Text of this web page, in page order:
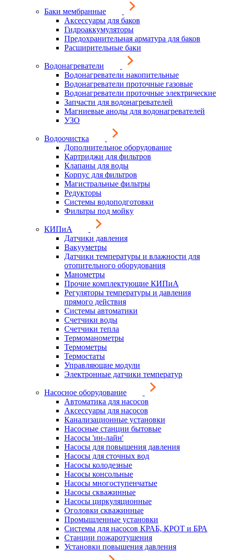
Баки мембранные
Аксессуары для баков
Гидроаккумуляторы
Предохранительная арматура для баков
Расширительные баки
Водонагреватели
Водонагреватели накопительные
Водонагреватели проточные газовые
Водонагреватели проточные электрические
Запчасти для водонагревателей
Магниевые аноды для водонагревателей
УЗО
Водоочистка
Дополнительное оборудование
Картриджи для фильтров
Клапаны для воды
Корпус для фильтров
Магистральные фильтры
Редукторы
Системы водоподготовки
Фильтры под мойку
КИПиА
Датчики давления
Вакууметры
Датчики температуры и влажности для
отопительного оборудования
Манометры
Прочие комплектующие КИПиА
Регуляторы температуры и давления
прямого действия
Системы автоматики
Счетчики воды
Счетчики тепла
Термоманометры
Термометры
Термостаты
Управляющие модули
Электронные датчики температур
Насосное оборудование
Автоматика для насосов
Аксессуары для насосов
Канализационные установки
Насосные станции бытовые
Насосы 'ин-лайн'
Насосы для повышения давления
Насосы для сточных вод
Насосы колодезные
Насосы консольные
Насосы многоступенчатые
Насосы скважинные
Насосы циркуляционные
Оголовки скважинные
Промышленные установки
Системы для насосов КРАБ, КРОТ и БРА
Станции пожаротушения
Установки повышения давления